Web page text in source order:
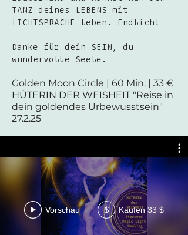
TANZ deines LEBENS mit
LICHTSPRACHE leben. Endlich!
Danke für dein SEIN, du
wundervolle Seele.
Golden Moon Circle | 60 Min. | 33 €
HÜTERIN DER WEISHEIT "Reise in
dein goldendes Urbewusstsein"
27.2.25
Vorschau $ Kaufen 33 $